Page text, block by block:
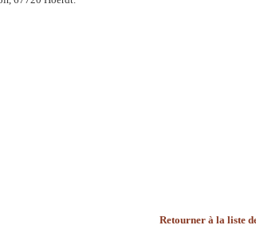
Retourner à la liste